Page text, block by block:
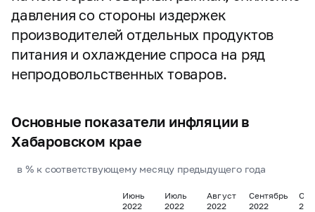
давления со стороны издержек
производителей отдельных продуктов
питания и охлаждение спроса на ряд
непродовольственных товаров.
Основные показатели инфляции в
Хабаровском крае
в % к соответствующему месяцу предыдущего года
Июнь
2022
Июль
2022
Август
2022
Сентябрь
2022